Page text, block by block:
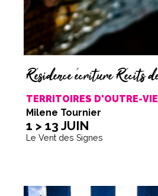
TERRITOIRES D'OUTRE-VIE
Milene Tournier
1 > 13 JUIN
Le Vent des Signes